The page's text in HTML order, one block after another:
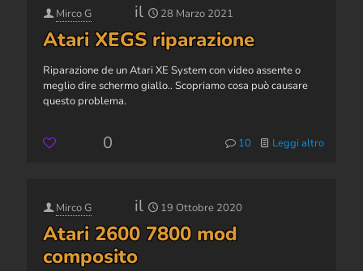
Mirco G il 28 Marzo 2021
Atari XEGS riparazione
Riparazione de un Atari XE System con video assente o
meglio dire schermo giallo.. Scopriamo cosa può causare
questo problema.
0 10 Leggi altro
Mirco G il 19 Ottobre 2020
Atari 2600 7800 mod
composito